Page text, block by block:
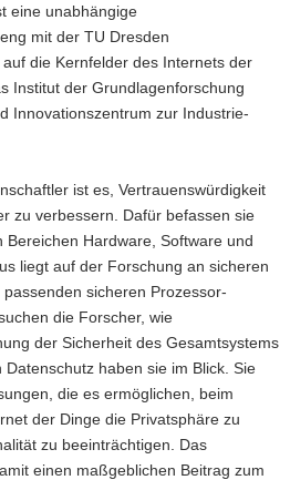
eine unabhängige
mit der TU Dresden
die Kernfelder des Internets der
Institut der Grundlagenforschung
Innovationszentrum zur Industrie-
ist es, Vertrauenswürdigkeit
zu verbessern. Dafür befassen sie
Bereichen Hardware, Software und
liegt auf der Forschung an sicheren
sicheren Prozessor-
die Forscher, wie
der Sicherheit des Gesamtsystems
haben sie im Blick. Sie
die es ermöglichen, beim
der Dinge die Privatsphäre zu
zu beeinträchtigen. Das
einen maßgeblichen Beitrag zum